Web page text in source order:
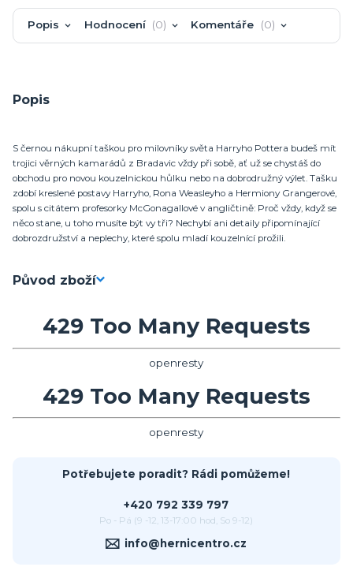
Popis Hodnocení 0 Komentáře 0
Popis
S černou nákupní taškou pro milovníky světa Harryho Pottera budeš mít
trojici věrných kamarádů z Bradavic vždy při sobě, ať už se chystáš do
obchodu pro novou kouzelnickou hůlku nebo na dobrodružný výlet. Tašku
zdobí kreslené postavy Harryho, Rona Weasleyho a Hermiony Grangerové,
spolu s citátem profesorky McGonagallové v angličtině: Proč vždy, když se
něco stane, u toho musíte být vy tři? Nechybí ani detaily připomínající
dobrozdružství a neplechy, které spolu mladí kouzelnící prožili.
Původ zboží
429 Too Many Requests
openresty
429 Too Many Requests
openresty
Potřebujete poradit? Rádi pomůžeme!
+420 792 339 797
Po - Pá (9 -12, 13-17:00 hod, So 9-12)
info@hernicentro.cz